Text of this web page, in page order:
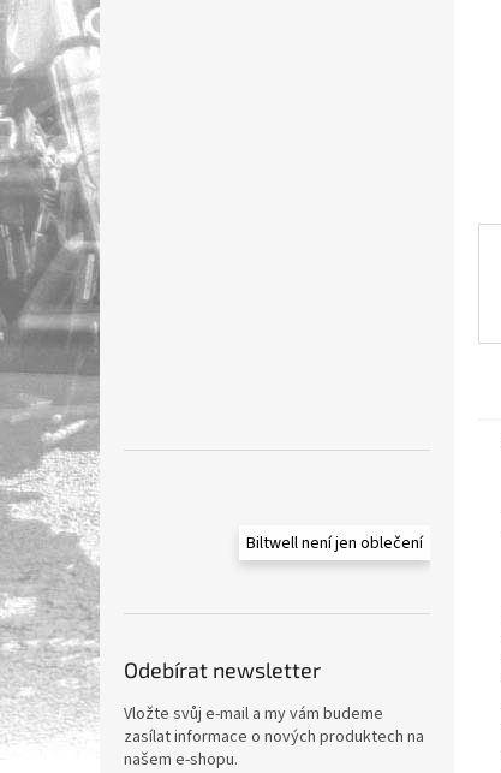
n
e
Biltwell není jen oblečení
Odebírat newsletter
Vložte svůj e-mail a my vám budeme
zasílat informace o nových produktech na
našem e-shopu.